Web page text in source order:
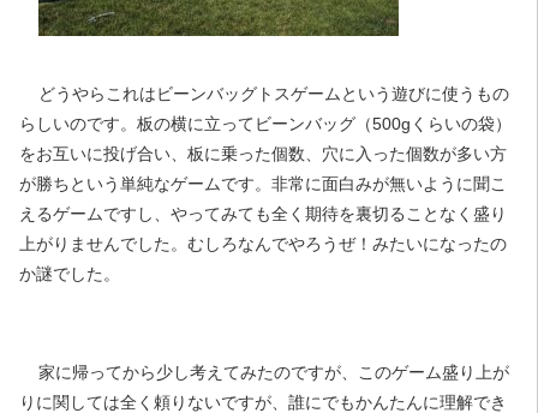
どうやらこれはビーンバッグトスゲームという遊びに使うもの
らしいのです。板の横に立ってビーンバッグ（500gくらいの袋）
をお互いに投げ合い、板に乗った個数、穴に入った個数が多い方
が勝ちという単純なゲームです。非常に面白みが無いように聞こ
えるゲームですし、やってみても全く期待を裏切ることなく盛り
上がりませんでした。むしろなんでやろうぜ！みたいになったの
か謎でした。
家に帰ってから少し考えてみたのですが、このゲーム盛り上が
りに関しては全く頼りないですが、誰にでもかんたんに理解でき